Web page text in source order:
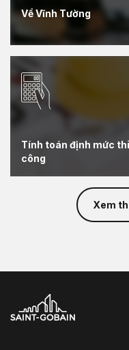
Về Vĩnh Tường
Tính toán định mức thi
công
Xem